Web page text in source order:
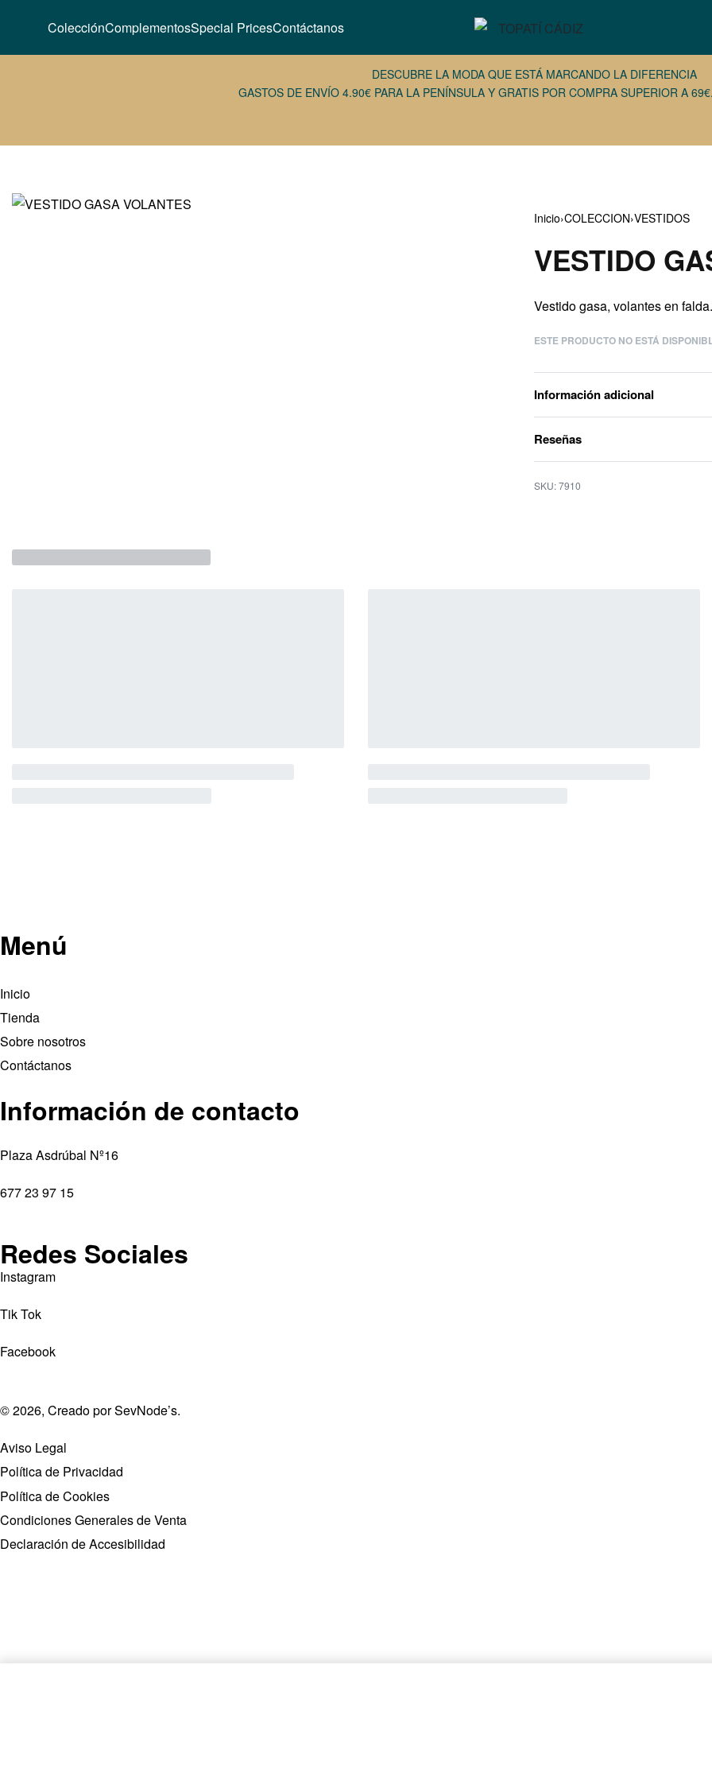
ColecciónComplementosSpecial PricesContáctanos
DESCUBRE LA MODA QUE ESTÁ MARCANDO LA DIFERENCIA
GASTOS DE ENVÍO 4.90€ PARA LA PENÍNSULA Y GRATIS POR COMPRA SUPERIOR A
Inicio›COLECCION›VESTIDOS
VESTIDO
Vestido gasa, volantes en
ESTE PRODUCTO NO ESTÁ
Información adicional
Reseñas
7910
Menú
Inicio
Tienda
Sobre nosotros
Contáctanos
Información de contacto
Plaza Asdrúbal Nº16
677 23 97 15
Redes Sociales
Instagram
Tik Tok
Facebook
© 2026, Creado porSevNode’s.
Aviso Legal
Política de Privacidad
Política de Cookies
Condiciones Generales de Venta
Declaración de Accesibilidad